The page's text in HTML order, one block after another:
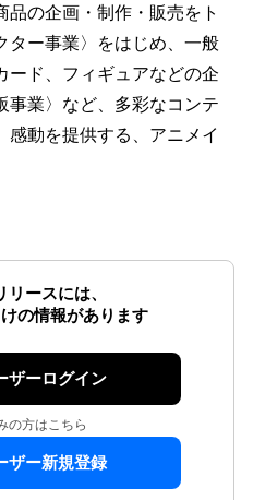
品の企画・制作・販売をト
ター事業〉をはじめ、一般
ード、フィギュアなどの企
事業〉など、多彩なコンテ
感動を提供する、アニメイ
リースには、
の情報があります
ザーログイン
の方はこちら
ザー新規登録